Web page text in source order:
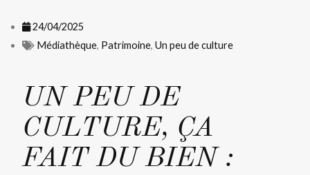
24/04/2025
Médiathèque, Patrimoine,Un peu de culture
UN PEU DE
CULTURE, ÇA
FAIT DU BIEN :